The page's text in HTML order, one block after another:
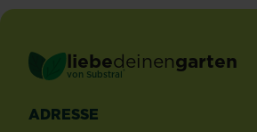
liebedeinengarten
von Substral ®
ADRESSE